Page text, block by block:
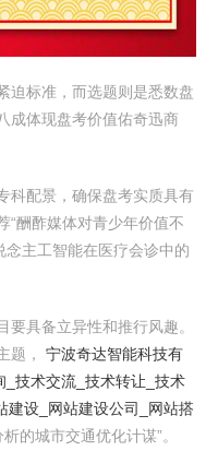
迫标准，而选题则是悉数盘
成体现盘考价值佑奇迅商
科配景，确保盘考实质具有
“酬酢媒体对青少年价值不
念主工智能在医疗会诊中的
要具备立异性和推行风趣。
题， 宁波奇达智能科技有
_技术交流_技术转让_技术
建设_网站建设公司_网站搭
的城市交通优化计谋”。